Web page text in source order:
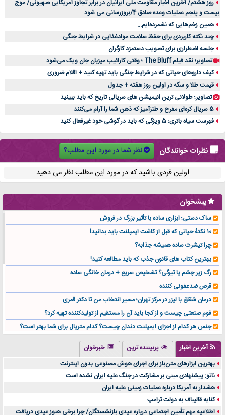
روز هشتم/ آخرین اخبار مقاومت ملی ایرانیان در برابر تجاوز آمریکایی صهیونی/ موج
بیست و پنجم عملیات وعده صادق 4/بروزرسانی می شود
همین زخم‌هایی که نشمرده‌ایم...
چند نکته کاربردی برای حفظ سلامت موادغذایی در شرایط جنگی
جلسه اضطراری برای تصویب دستمزد کارگران
تصاویر؛ نقد فیلم The Bluff ؛ وقتی کارائیب میزبان جان ویک می‌شود
کیف داروهای حیاتی که در شرایط جنگی باید تهیه کنید + اقلام ضروری
قیمت طلا و سکه در اولین روز هفته + جدول
تصاویر؛ طولانی ترین انیمیشن های سریالی تاریخ که باید ببینید
5 سریال کره‌ای مفرح و طنزآمیز که ذهن شما را آرام می‌کنند
فهرست سیاه باتری؛ 5 ویژگی که باید در گوشی خود غیرفعال کنید
نظرات خوانندگان
نظر شما در مورد این مطلب؟
اولین فردی باشید که در مورد این مطلب نظر می دهید
پیشخوان
ساک دستی؛ ابزاری ساده با تأثیر بزرگ در فروش
۱۰ نکتهٔ حیاتی که قبل از کاشت ایمپلنت باید بدانید!
چرا تیشرت ساده همیشه جذابه؟
بهترین کتاب های قانون جذب که باید مطالعه کنید!
رگ زیر چشم یا تیرگی؟ تشخیص سریع + درمان خانگی ساده
قرص ضدعفونی کننده
درمان شقاق با لیزر در مرکز تهران؛ مسیر انتخاب من تا دکتر قمری
فوم صنعتی چیست و از کجا باید آن را مستقیم از تولیدکننده تهیه کرد؟
جنس هر کدام از اجزای ایمپلنت دندان چیست؟ کدام متریال برای شما بهتر است؟
تولید لیوان کاغذی یک کسب‌ و کار پر سود و رو‌ به‌ رشد در بازار ایران
درد زانو بعد از تمرین با تردمیل؟ شاید مشکل از این انتخاب باشد
آینده موسیقی هم‌اکنون در اینجاست
بهترین راه تبلیغات کلینیک زیبایی و افزایش مشتری کدام است؟
مقایسه قالب آسترا با وودمارت و فلت‌سام (فارسی)
خرید سمعک کارکرده یا دست دوم | نکات مهم قبل از تصمیم‌گیری
آخرین اخبار پربیننده ترین
خبرخوان
بهترین ابزارهای متن‌باز برای اجرای هوش مصنوعی بدون اینترنت
ناتو: پیشنهادی مبنی بر مشارکت در جنگ علیه ایران نشده است
هشدار به آمریکا درباره عملیات زمینی علیه ایران
کنایه قالیباف به دولت ترامپ
اطلاعیه مهم تأمین اجتماعی درباره عیدی بازنشستگان/ چرا برخی هنوز عیدی دریافت